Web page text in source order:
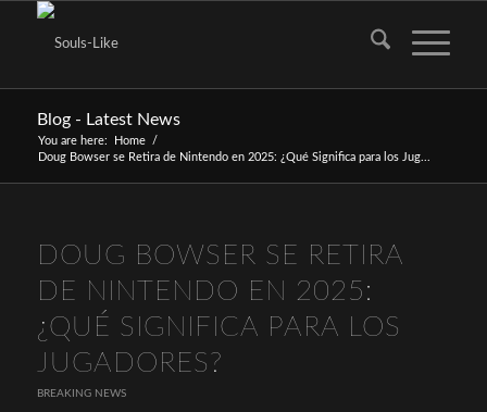
Blog - Latest News
You are here: Home
/
Doug Bowser se Retira de Nintendo en 2025: ¿Qué Significa para los Jug...
DOUG BOWSER SE RETIRA
DE NINTENDO EN 2025:
¿QUÉ SIGNIFICA PARA LOS
JUGADORES?
BREAKING NEWS